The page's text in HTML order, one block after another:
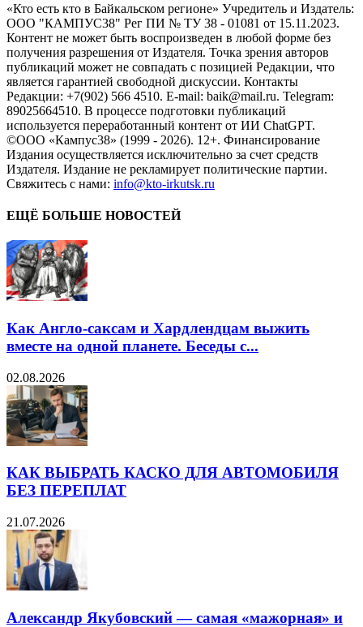
«Кто есть кто в Байкальском регионе» Учредитель и Издатель:
ООО "КАМПУС38" Рег ПИ № ТУ 38 - 01081 от 15.11.2023.
Контент не может быть воспроизведен в любой форме без
получения разрешения от Издателя. Точка зрения авторов
публикаций может не совпадать с позицией Редакции, что
является гарантией свободной дискуссии. Контакты
Редакции: +7(902) 566 4510. E-mail: baik@mail.ru. Telegram:
89025664510. В процессе подготовки публикаций
используется переработанный контент от ИИ ChatGPT.
©ООО «Кампус38» (1999 - 2026). 12+. Финансирование
Издания осуществляется исключительно за счет средств
Издателя. Издание не рекламирует политические партии.
Свяжитесь с нами: info@kto-irkutsk.ru
ЕЩЁ БОЛЬШЕ НОВОСТЕЙ
Как Англо-саксам и Хардлендцам выжить
вместе на одной планете. Беседы с...
02.08.2026
КАК ВЫБРАТЬ КАСКО ДЛЯ АВТОМОБИЛЯ
БЕЗ ПЕРЕПЛАТ
21.07.2026
Александр Якубовский — самая «мажорная» и